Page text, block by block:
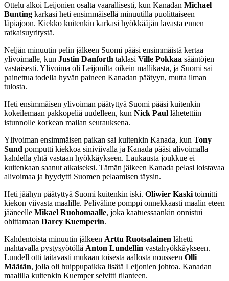
Ottelu alkoi Leijonien osalta vaarallisesti, kun Kanadan Michael
Bunting karkasi heti ensimmäisellä minuutilla puolittaiseen
läpiajoon. Kiekko kuitenkin karkasi hyökkääjän lavasta ennen
ratkaisuyritystä.
Neljän minuutin pelin jälkeen Suomi pääsi ensimmäistä kertaa
ylivoimalle, kun Justin Danforth taklasi Ville Pokkaa sääntöjen
vastaisesti. Ylivoima oli Leijonilta oikein mallikasta, ja Suomi sai
painettua todella hyvän paineen Kanadan päätyyn, mutta ilman
tulosta.
Heti ensimmäisen ylivoiman päätyttyä Suomi pääsi kuitenkin
kokeilemaan pakkopeliä uudelleen, kun Nick Paul lähetettiin
istunnolle korkean mailan seurauksena.
Ylivoiman ensimmäisen paikan sai kuitenkin Kanada, kun Tony
Sund pomputti kiekkoa siniviivalla ja Kanada pääsi alivoimalla
kahdella yhtä vastaan hyökkäykseen. Laukausta joukkue ei
kuitenkaan saanut aikaiseksi. Tämän jälkeen Kanada pelasi loistavaa
alivoimaa ja hyydytti Suomen pelaamisen täysin.
Heti jäähyn päätyttyä Suomi kuitenkin iski. Oliwier Kaskitoimitti
kiekon viivasta maalille. Peliväline pomppi onnekkaasti maalin eteen
jääneelle Mikael Ruohomaalle, joka kaatuessaankin onnistui
ohittamaan Darcy Kuemperin.
Kahdentoista minuutin jälkeen Arttu Ruotsalainen lähetti
mahtavalla pystysyötöllä Anton Lundellin vastahyökkäykseen.
Lundell otti taitavasti mukaan toisesta aallosta nousseen Olli
Määtän, jolla oli huippupaikka lisätä Leijonien johtoa. Kanadan
maalilla kuitenkin Kuemper selvitti tilanteen.